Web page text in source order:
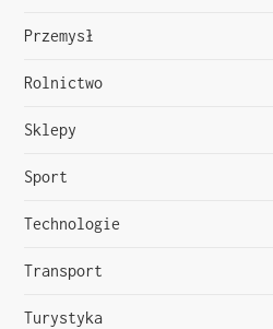
Przemysł
Rolnictwo
Sklepy
Sport
Technologie
Transport
Turystyka